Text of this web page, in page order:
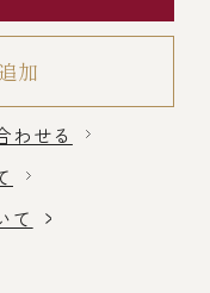
加
わせる
て